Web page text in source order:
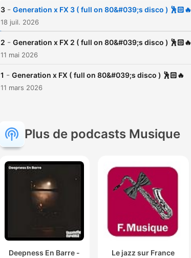
3 - Generation x FX 3 ( full on 80&#039;s disco ) 🕺🏻🔥
18 juil. 2026
2 - Generation x FX 2 ( full on 80&#039;s disco ) 🕺🏻🔥
11 mai 2026
1 - Generation x FX ( full on 80&#039;s disco ) 🕺🏻🔥
11 mars 2026
Plus de podcasts Musique
Deepness En Barre -
Le jazz sur France